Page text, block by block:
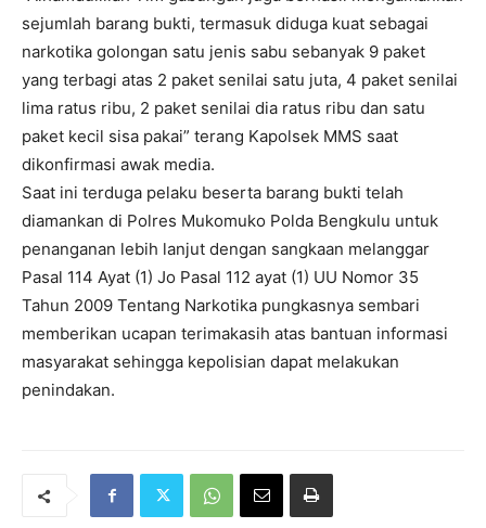
sejumlah barang bukti, termasuk diduga kuat sebagai
narkotika golongan satu jenis sabu sebanyak 9 paket
yang terbagi atas 2 paket senilai satu juta, 4 paket senilai
lima ratus ribu, 2 paket senilai dia ratus ribu dan satu
paket kecil sisa pakai” terang Kapolsek MMS saat
dikonfirmasi awak media.
Saat ini terduga pelaku beserta barang bukti telah
diamankan di Polres Mukomuko Polda Bengkulu untuk
penanganan lebih lanjut dengan sangkaan melanggar
Pasal 114 Ayat (1) Jo Pasal 112 ayat (1) UU Nomor 35
Tahun 2009 Tentang Narkotika pungkasnya sembari
memberikan ucapan terimakasih atas bantuan informasi
masyarakat sehingga kepolisian dapat melakukan
penindakan.